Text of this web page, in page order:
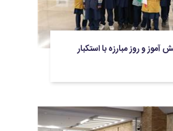
آموز و روز مبارزه با استکبار